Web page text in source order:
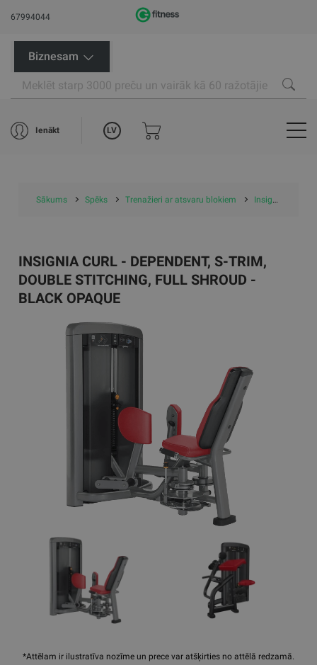
67994044
Biznesam
Ienākt LV
Sākums Spēks Trenažieri ar atsvaru blokiem Insignia Curl - Dependent, S-Trim, Double Stitching, Full Shroud - Black Opaque
*Attēlam ir ilustratīva nozīme un prece var atšķirties no attēlā redzamā.
INSIGNIA CURL - DEPENDENT, S-TRIM,
DOUBLE STITCHING, FULL SHROUD -
BLACK OPAQUE